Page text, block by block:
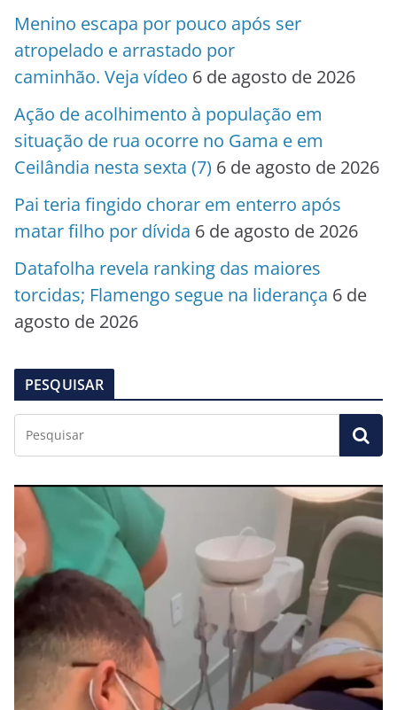
Menino escapa por pouco após ser
atropelado e arrastado por
caminhão. Veja vídeo 6 de agosto de 2026
Ação de acolhimento à população em
situação de rua ocorre no Gama e em
Ceilândia nesta sexta (7) 6 de agosto de 2026
Pai teria fingido chorar em enterro após
matar filho por dívida 6 de agosto de 2026
Datafolha revela ranking das maiores
torcidas; Flamengo segue na liderança 6 de
agosto de 2026
PESQUISAR